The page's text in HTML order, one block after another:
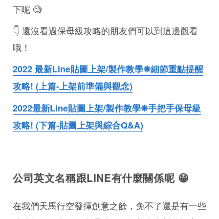
下呢 🧐
👇 還沒看過保母級攻略的朋友們可以到這邊觀看
哦！
2022 最新Line貼圖上架/製作教學❋細節重點提醒
攻略! (上篇-上架前準備與觀念)
2022最新Line貼圖上架/製作教學❋手把手保母級
攻略! (下篇-貼圖上架與綜合Q&A)
公司英文名稱跟LINE有什麼關係呢 😁
在我們天馬行空發揮創意之餘，免不了還是有一些